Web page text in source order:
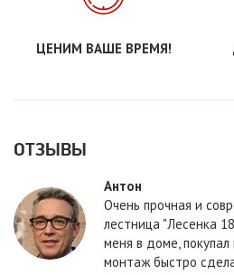
ЦЕНИМ ВАШЕ ВРЕМЯ!
ОТЗЫВЫ
Антон
Очень прочная и
лестница "Лесенка
меня в доме,
монтаж быстро